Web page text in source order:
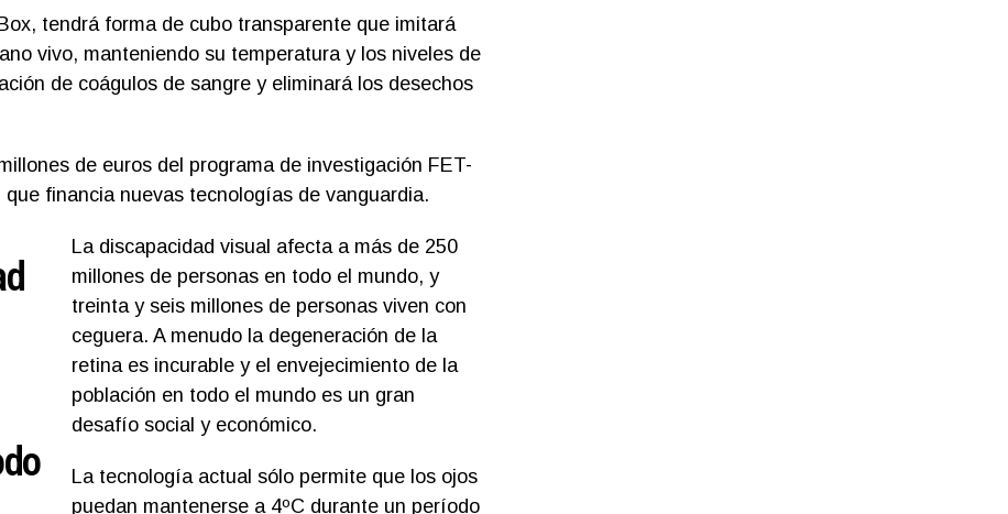
tendrá forma de cubo transparente que imitará
vivo, manteniendo su temperatura y los niveles de
de coágulos de sangre y eliminará los desechos
de euros del programa de investigación FET-
que financia nuevas tecnologías de vanguardia.
La discapacidad visual afecta a más de 250
millones de personas en todo el mundo, y
treinta y seis millones de personas viven con
ceguera. A menudo la degeneración de la
retina es incurable y el envejecimiento de la
población en todo el mundo es un gran
desafío social y económico.
La tecnología actual sólo permite que los ojos
puedan mantenerse a 4ºC durante un período